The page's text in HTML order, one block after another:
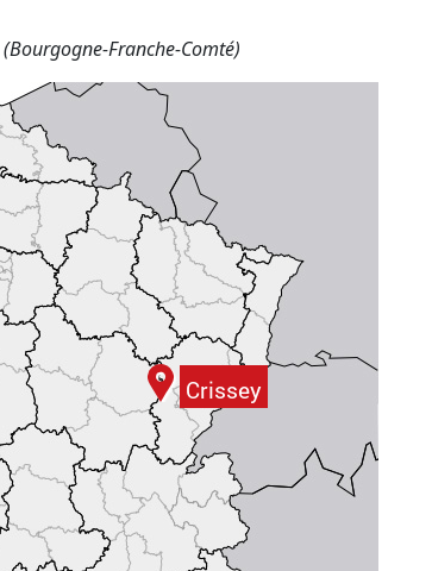
(Bourgogne-Franche-Comté)